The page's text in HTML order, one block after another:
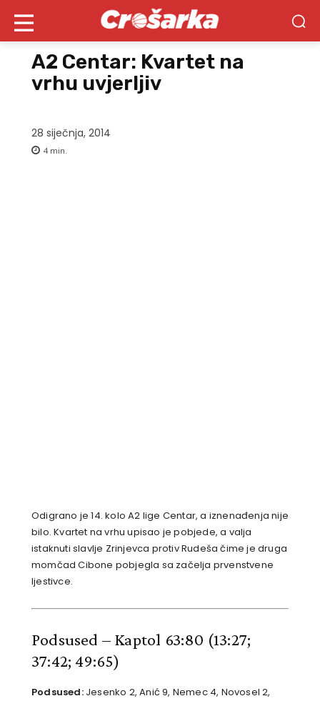
A2 Centar: Kvartet na
vrhu uvjerljiv
28 siječnja, 2014
4 min.
Odigrano je 14. kolo A2 lige Centar, a iznenađenja nije
bilo. Kvartet na vrhu upisao je pobjede, a valja
istaknuti slavlje Zrinjevca protiv Rudeša čime je druga
momčad Cibone pobjegla sa začelja prvenstvene
ljestivce.
Podsused – Kaptol 63:80 (13:27;
37:42; 49:65)
Podsused:Jesenko 2, Anić 9, Nemec 4, Novosel 2,